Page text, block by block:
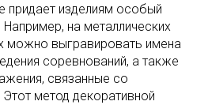
придает изделиям особый
на металлических
можно выгравировать имена
соревнований, а также
связанные со
метод декоративной